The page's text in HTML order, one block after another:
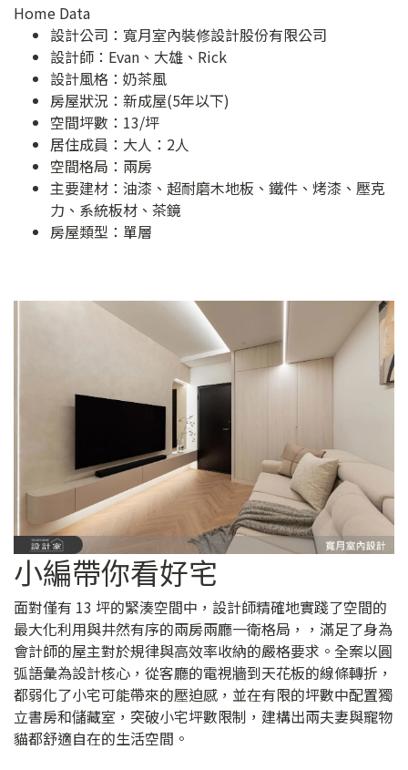
Home Data
設計公司： 寬月室內裝修設計股份有限公司
設計師：Evan、大雄、Rick
設計風格：奶茶風
房屋狀況：新成屋(5年以下)
空間坪數：13/坪
居住成員：大人：2人
空間格局：兩房
主要建材：油漆、超耐磨木地板、鐵件、烤漆、壓克
力、系統板材、茶鏡
房屋類型：單層
小編帶你看好宅
面對僅有 13 坪的緊湊空間中，設計師精確地實踐了空間的
最大化利用與井然有序的兩房兩廳一衛格局，，滿足了身為
會計師的屋主對於規律與高效率收納的嚴格要求。全案以圓
弧語彙為設計核心，從客廳的電視牆到天花板的線條轉折，
都弱化了小宅可能帶來的壓迫感，並在有限的坪數中配置獨
立書房和儲藏室，突破小宅坪數限制，建構出兩夫妻與寵物
貓都舒適自在的生活空間。